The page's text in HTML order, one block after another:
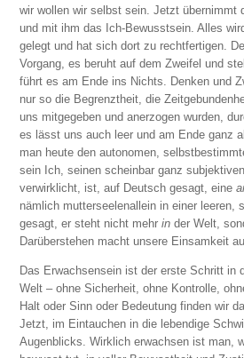
wir wollen wir selbst sein. Jetzt übernimmt
und mit ihm das Ich-Bewusstsein. Alles
gelegt und hat sich dort zu rechtfertigen.
Vorgang, es beruht auf dem Zweifel und
führt es am Ende ins Nichts. Denken und
nur so die Begrenztheit, die
uns mitgegeben und anerzogen wurden,
es lässt uns auch leer und am Ende ganz
man heute den autonomen,
sein Ich, seinen scheinbar ganz
verwirklicht, ist, auf Deutsch gesagt, eine
nämlich mutterseelenallein in einer leeren,
gesagt, er steht nicht mehrin der Welt,
Darüberstehen macht unsere Einsamkeit
Das Erwachsensein ist der erste Schritt in
Welt – ohne Sicherheit, ohne Kontrolle,
Halt oder Sinn oder Bedeutung finden wir
Jetzt, im Eintauchen in die lebendige
Augenblicks. Wirklich erwachsen ist man,